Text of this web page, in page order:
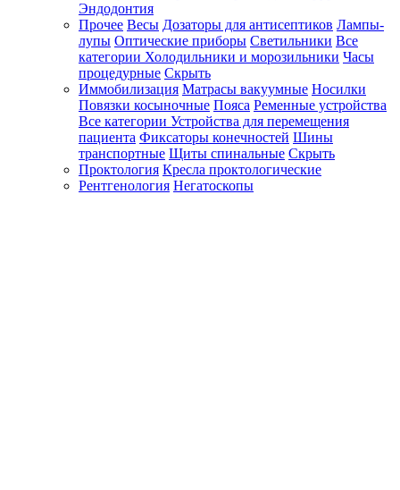
Эндодонтия
Прочее Весы Дозаторы для антисептиков Лампы-
лупы Оптические приборы Светильники Все
категории Холодильники и морозильники Часы
процедурные Скрыть
Иммобилизация Матрасы вакуумные Носилки
Повязки косыночные Пояса Ременные устройства
Все категории Устройства для перемещения
пациента Фиксаторы конечностей Шины
транспортные Щиты спинальные Скрыть
Проктология Кресла проктологические
Рентгенология Негатоскопы